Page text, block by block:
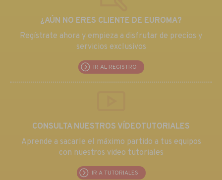
¿AÚN NO ERES CLIENTE DE EUROMA?
Regístrate ahora y empieza a disfrutar de precios y
servicios exclusivos
IR AL REGISTRO
CONSULTA NUESTROS VÍDEOTUTORIALES
Aprende a sacarle el máximo partido a tus equipos
con nuestros video tutoriales
IR A TUTORIALES